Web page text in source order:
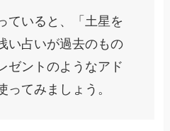
ていると、「土星を
い占いが過去のもの
ゼントのようなアド
ってみましょう。